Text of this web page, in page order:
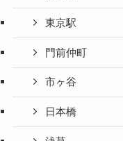
東京駅
門前仲町
市ヶ谷
日本橋